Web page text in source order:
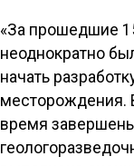
«За прошедшие
неоднократно
начать
месторождения.
время